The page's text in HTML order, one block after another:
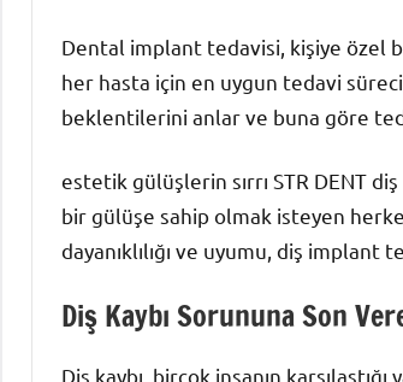
Dental implant tedavisi, kişiye özel
her hasta için en uygun tedavi
beklentilerini anlar ve buna göre
estetik gülüşlerin sırrı STR DENT
bir gülüşe sahip olmak isteyen
dayanıklılığı ve uyumu, diş
Diş Kaybı Sorununa Son
Diş kaybı, birçok insanın